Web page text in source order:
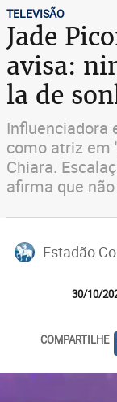
TELEVISÃO
Jade
avisa:
la de
Influenciadora
como atriz em
Chiara.
afirma que
Estadão
30/10/
COMPARTILHE